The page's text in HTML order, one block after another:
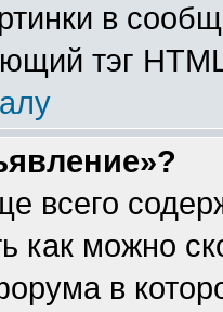
в
тэг
всего
как можно
в